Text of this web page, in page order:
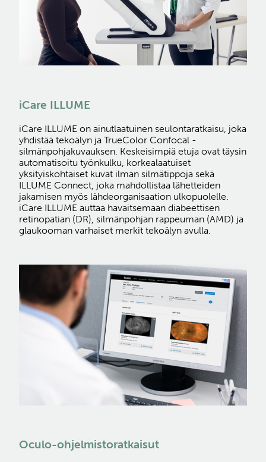
iCare ILLUME
iCare ILLUME on ainutlaatuinen seulontaratkaisu, joka
yhdistää tekoälyn ja TrueColor Confocal -
silmänpohjakuvauksen. Keskeisimpiä etuja ovat täysin
automatisoitu työnkulku, korkealaatuiset
yksityiskohtaiset kuvat ilman silmätippoja sekä
ILLUME Connect, joka mahdollistaa lähetteiden
jakamisen myös lähdeorganisaation ulkopuolelle.
iCare ILLUME auttaa havaitsemaan diabeettisen
retinopatian (DR), silmänpohjan rappeuman (AMD) ja
glaukooman varhaiset merkit tekoälyn avulla.
Oculo-ohjelmistoratkaisut